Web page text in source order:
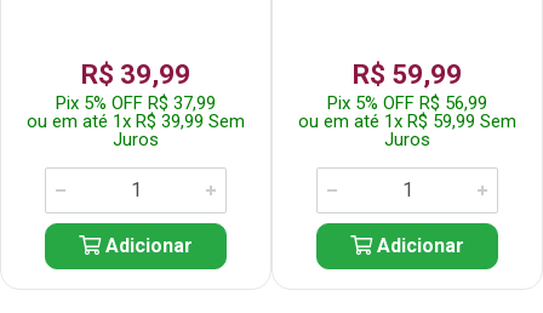
R$ 39,99
Pix 5% OFF R$ 37,99
ou em até 1x R$ 39,99 Sem
Juros
Adicionar
R$ 59,99
Pix 5% OFF R$ 56,99
ou em até 1x R$ 59,99 Sem
Juros
Adicionar